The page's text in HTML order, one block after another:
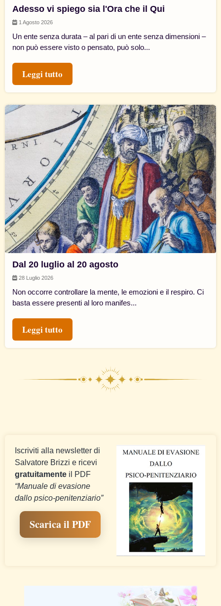
Adesso vi spiego sia l'Ora che il Qui
1 Agosto 2026
Un ente senza durata – al pari di un ente senza dimensioni –
non può essere visto o pensato, può solo...
Leggi tutto
Dal 20 luglio al 20 agosto
28 Luglio 2026
Non occorre controllare la mente, le emozioni e il respiro. Ci
basta essere presenti al loro manifes...
Leggi tutto
Iscriviti alla newsletter di
Salvatore Brizzi e ricevi
gratuitamente il PDF
“Manuale di evasione
dallo psico-penitenziario”
Scarica il PDF